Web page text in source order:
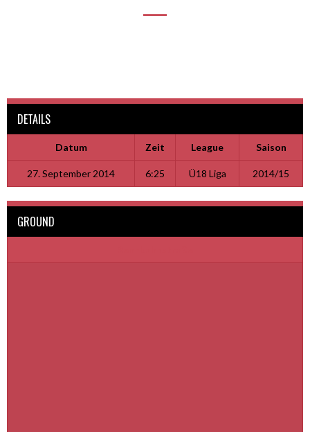
—
DETAILS
Datum Zeit League Saison
27. September 2014 6:25 Ü18 Liga 2014/15
GROUND